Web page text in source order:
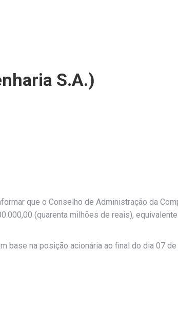
S.A.)
que o Conselho de Administração da
(quarenta milhões de reais), equivalente
base na posição acionária ao final do dia 07